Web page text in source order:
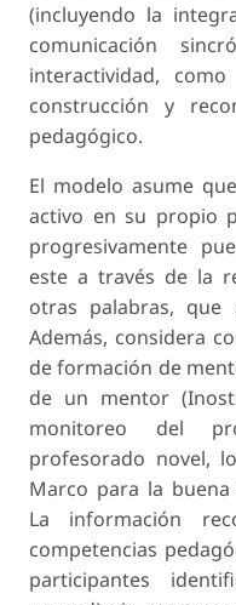
(incluyendo la
comunicación
interactividad,
construcción y
pedagógico.
El modelo asume
activo en su propio
progresivamente
este a través de la
otras palabras, que
Además, considera
de formación de
de un mentor
monitoreo del
profesorado novel,
Marco para la buena
La información
competencias
participantes